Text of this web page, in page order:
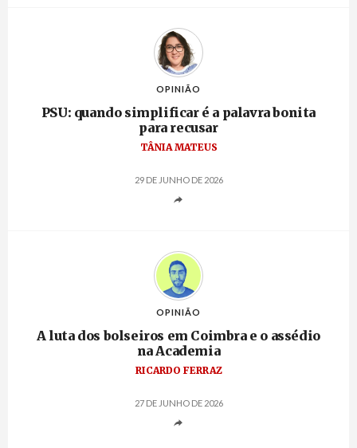
OPINIÃO
PSU: quando simplificar é a palavra bonita
para recusar
TÂNIA MATEUS
29 DE JUNHO DE 2026
OPINIÃO
A luta dos bolseiros em Coimbra e o assédio
na Academia
RICARDO FERRAZ
27 DE JUNHO DE 2026